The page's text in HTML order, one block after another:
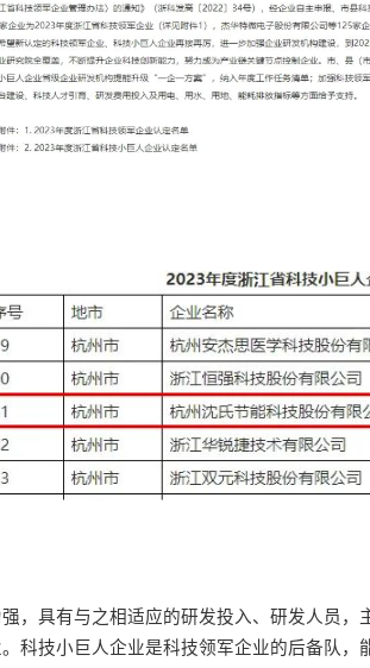
，具有与之相适应的研发投入、研发人员
科技小巨人企业是科技领军企业的后备队